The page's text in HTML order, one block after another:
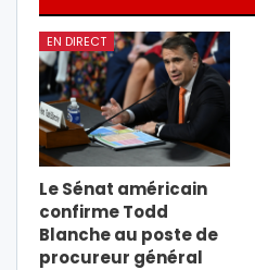
EN DIRECT
Le Sénat américain
confirme Todd
Blanche au poste de
procureur général